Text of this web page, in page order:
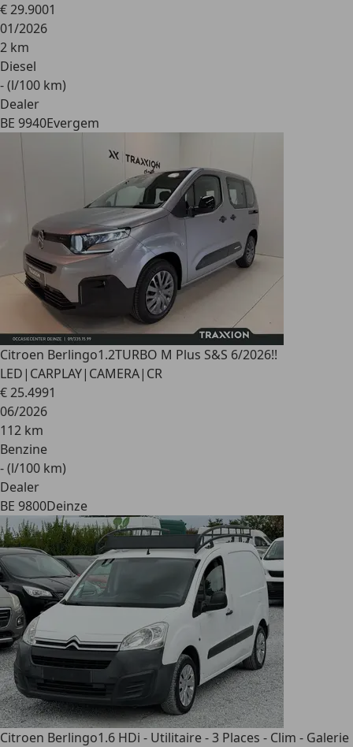
€ 29.9001
01/2026
2 km
Diesel
- (l/100 km)
Dealer
BE 9940Evergem
Citroen Berlingo1.2TURBO M Plus S&S 6/2026!!
LED|CARPLAY|CAMERA|CR
€ 25.4991
06/2026
112 km
Benzine
- (l/100 km)
Dealer
BE 9800Deinze
Citroen Berlingo1.6 HDi - Utilitaire - 3 Places - Clim - Galerie